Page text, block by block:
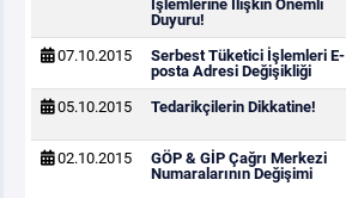
İşlemlerine İlişkin Önemli
Duyuru!
07.10.2015
Serbest Tüketici İşlemleri E-
posta Adresi Değişikliği
05.10.2015 Tedarikçilerin Dikkatine!
02.10.2015
GÖP & GİP Çağrı Merkezi
Numaralarının Değişimi